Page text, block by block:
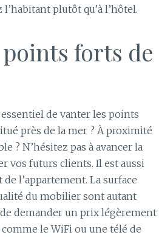
plutôt qu’à l’hôtel.
forts de
de vanter les points
près de la mer ? À proximité
? N’hésitez pas à avancer la
vos futurs clients. Il est aussi
l’appartement. La surface
du mobilier sont autant
demander un prix légèrement
le WiFi ou une télé de